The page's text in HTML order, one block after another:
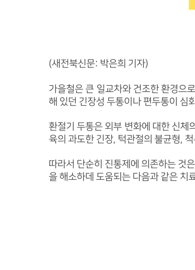
(새전북신문: 박은희 기자)
가을철은 큰 일교차와 건조한 환경으
해 있던 긴장성 두통이나 편두통이 심
환절기 두통은 외부 변화에 대한 신체
육의 과도한 긴장, 턱관절의 불균형,
따라서 단순히 진통제에 의존하는 것
을 해소하데 도움되는 다음과 같은 치